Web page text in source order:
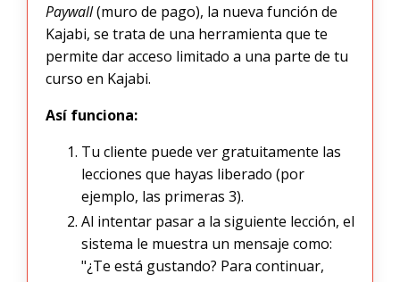
Paywall(muro de pago), la nueva función de
Kajabi, se trata de una herramienta que te
permite dar acceso limitado a una parte de tu
curso en Kajabi.
Así funciona:
Tu cliente puede ver gratuitamente las
lecciones que hayas liberado (por
ejemplo, las primeras 3).
Al intentar pasar a la siguiente lección, el
sistema le muestra un mensaje como:
"¿Te está gustando? Para continuar,